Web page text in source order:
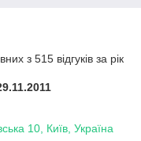
з 515 відгуків за рік
10, Київ, Україна